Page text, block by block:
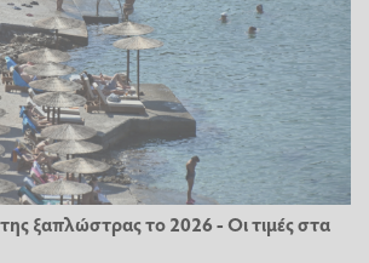
ξαπλώστρας το 2026 - Οι τιμές στα